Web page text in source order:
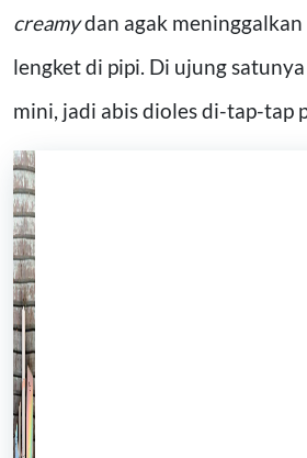
creamydan agak
lengket di pipi. Di ujung
mini, jadi abis dioles di-tap-tap